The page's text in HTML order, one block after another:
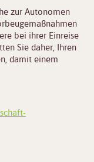
zur Autonomen
bei ihrer Einreise
Sie daher, Ihren
damit einem